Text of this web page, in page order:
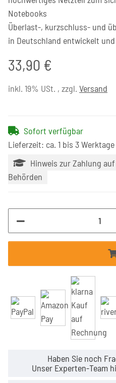
Notebooks
Überlast-, kurzschluss- und
in Deutschland entwickelt
33,90 €
inkl. 19% USt. , zzgl. Versand
Sofort verfügbar
Lieferzeit: ca. 1 bis 3 Werktage
Hinweis zur Zahlung
Behörden
Haben Sie noch
Unser Experten-Team